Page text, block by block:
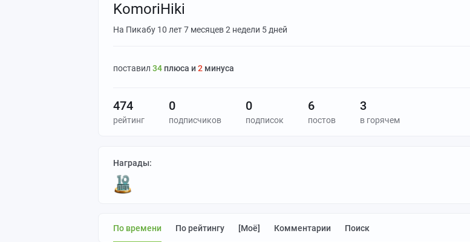
KomoriHiki
На Пикабу 10 лет 7 месяцев 2 недели 5 дней
поставил 34 плюса и2 минуса
474
рейтинг
0
подписчиков
0
подписок
6
постов
3
в горячем
Награды:
По времени По рейтингу [моё] Комментарии Поиск